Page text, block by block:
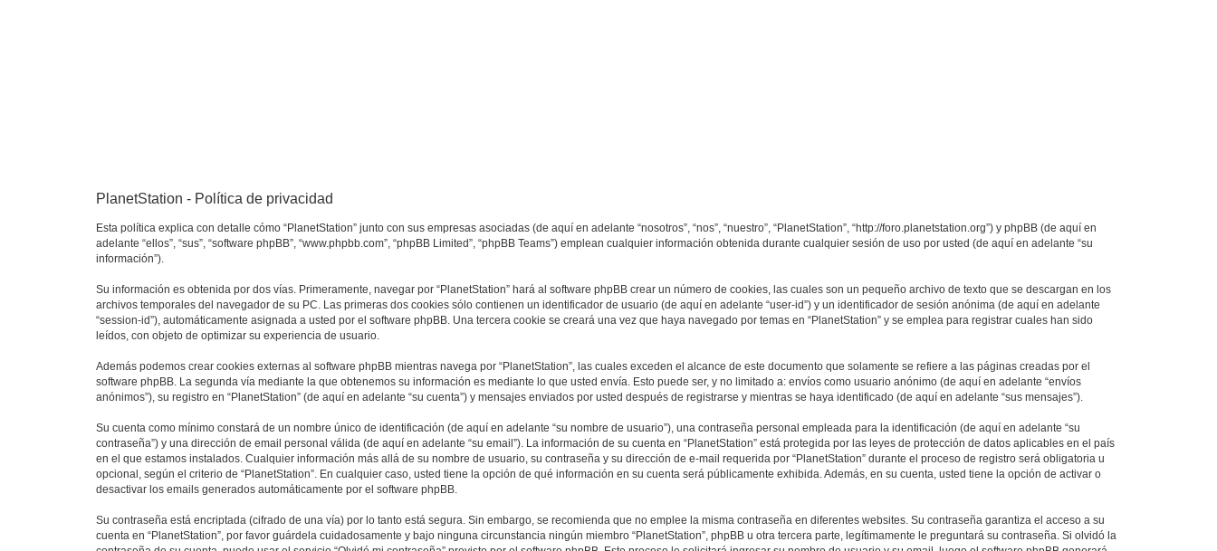
PlanetStation - Política de privacidad
Esta política explica con detalle cómo “PlanetStation” junto con sus empresas asociadas (de aquí en adelante “nosotros”, “nos”, “nuestro”, “PlanetStation”, “http://foro.planetstation.org”) y phpBB (de aquí en
adelante “ellos”, “sus”, “software phpBB”, “www.phpbb.com”, “phpBB Limited”, “phpBB Teams”) emplean cualquier información obtenida durante cualquier sesión de uso por usted (de aquí en adelante “su
información”).
Su información es obtenida por dos vías. Primeramente, navegar por “PlanetStation” hará al software phpBB crear un número de cookies, las cuales son un pequeño archivo de texto que se descargan en los
archivos temporales del navegador de su PC. Las primeras dos cookies sólo contienen un identificador de usuario (de aquí en adelante “user-id”) y un identificador de sesión anónima (de aquí en adelante
“session-id”), automáticamente asignada a usted por el software phpBB. Una tercera cookie se creará una vez que haya navegado por temas en “PlanetStation” y se emplea para registrar cuales han sido
leídos, con objeto de optimizar su experiencia de usuario.
Además podemos crear cookies externas al software phpBB mientras navega por “PlanetStation”, las cuales exceden el alcance de este documento que solamente se refiere a las páginas creadas por el
software phpBB. La segunda vía mediante la que obtenemos su información es mediante lo que usted envía. Esto puede ser, y no limitado a: envíos como usuario anónimo (de aquí en adelante “envíos
anónimos”), su registro en “PlanetStation” (de aquí en adelante “su cuenta”) y mensajes enviados por usted después de registrarse y mientras se haya identificado (de aquí en adelante “sus mensajes”).
Su cuenta como mínimo constará de un nombre único de identificación (de aquí en adelante “su nombre de usuario”), una contraseña personal empleada para la identificación (de aquí en adelante “su
contraseña”) y una dirección de email personal válida (de aquí en adelante “su email”). La información de su cuenta en “PlanetStation” está protegida por las leyes de protección de datos aplicables en el país
en el que estamos instalados. Cualquier información más allá de su nombre de usuario, su contraseña y su dirección de e-mail requerida por “PlanetStation” durante el proceso de registro será obligatoria u
opcional, según el criterio de “PlanetStation”. En cualquier caso, usted tiene la opción de qué información en su cuenta será públicamente exhibida. Además, en su cuenta, usted tiene la opción de activar o
desactivar los emails generados automáticamente por el software phpBB.
Su contraseña está encriptada (cifrado de una vía) por lo tanto está segura. Sin embargo, se recomienda que no emplee la misma contraseña en diferentes websites. Su contraseña garantiza el acceso a su
cuenta en “PlanetStation”, por favor guárdela cuidadosamente y bajo ninguna circunstancia ningún miembro “PlanetStation”, phpBB u otra tercera parte, legítimamente le preguntará su contraseña. Si olvidó la